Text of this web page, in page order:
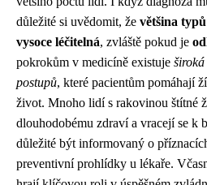
důležité si uvědomit, že většina
vysoce léčitelná, zvláště pokud je
pokrokům v medicíně existuje
postupů, které pacientům pomáhají
život. Mnoho lidí s rakovinou štítné
dlouhodobému zdraví a vracejí se k
důležité být informovaný o
preventivní prohlídky u lékaře.